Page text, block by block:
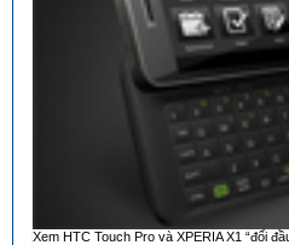
Xem HTC Touch Pro và XPERIA X1 “đối